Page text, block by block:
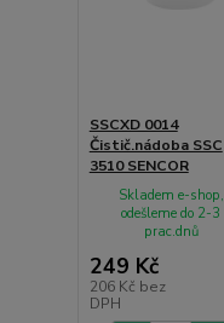
SSCXD 0014
Čistič.nádoba SSC
3510 SENCOR
249 Kč
206 Kč bez
DPH
Skladem e-shop,
odešleme do 2-3
prac.dnů